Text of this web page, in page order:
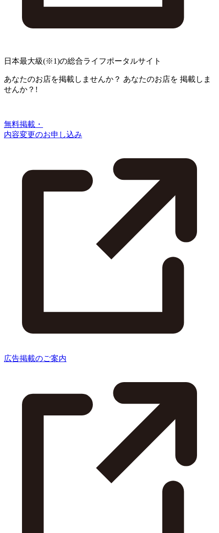
日本最大級(※1)の総合ライフポータルサイト
あなたのお店を掲載しませんか？ あなたのお店を 掲載しま
せんか？!
無料掲載・
内容変更のお申し込み
広告掲載のご案内